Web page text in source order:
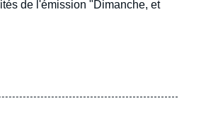
de l'émission "Dimanche, et